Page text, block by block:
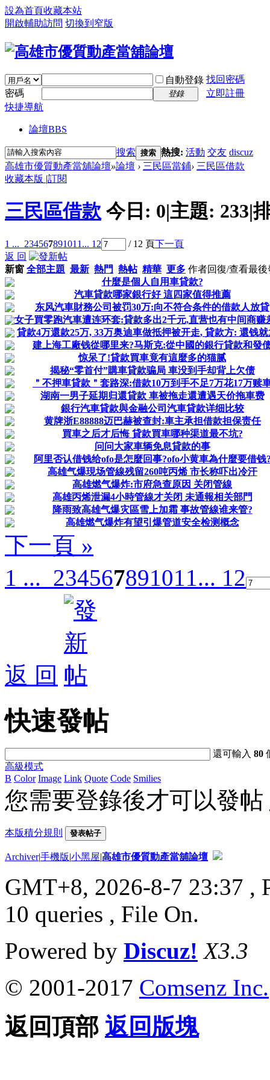
設為首頁收藏本站
開啟輔助訪問 切換到窄版
自動登錄 找回密碼
密碼
登錄
立即註冊
快捷導航
論壇BBS
搜索 搜索 熱搜: 活動 交友 discuz
高雄市優質動產當舖論壇»論壇 › 三民區當鋪› 三民區借款
收藏本版 |訂閱
三民區借款 今日: 0|主題: 233|
1 ... 234567891011 ... 12 / 12 頁下一頁
返 回
新窗 全部主題 最新 熱門 熱帖 精華 更多 作者回復/查看最後
什麼是個人自用車貸款?
汽車貸款哪家銀行好 這四家值得推薦
东风汽車財務公司被罚30万:向不符合条件的借款人放貸
女子買零跑汽車遭连环套:貸款多出2千元,直营也有中间商赚
貸款4万還款25万, 33万奥迪車做抵押被开走, 貸款方: 還钱
建上海工廠钱從哪里来?马斯克:從中國的銀行貸款和發
惊呆了!貸款買車竟有這麼多的猫腻
揭秘“零首付”購車貸款骗局 車没到手却背上欠债
＂不押車貸款＂套路深:借款10万到手不足7万花17万赎
湖南一男子延期归還貸款 車被拖走還遭遇天价拖車费
銀行汽車貸款與金融公司汽車貸款详细比较
黄牌浙E88888迈巴赫被查封:車主承担借款担保责任
買車之后才后悔 貸款買車哪种渠道最不坑?
问问大家車辆免息貸款的事
阿里否认借钱给ofo是怎麼回事?ofo小黄車為什麼要借钱
高雄气爆現场管線残留260吨丙烯 市长称吓出冷汗
高雄燃气爆炸:市府急查原因 关闭管線
高雄丙烯泄漏4小時管線才关闭 未通報相关部門
降雨致高雄气爆灾區雪上加霜 事故管線谁来管?
高雄燃气爆炸有望引爆管道安全检测概念
下一頁 »
1 ... 234567891011... 12
返 回
快速發帖
還可輸入80
高級模式
B Color Image Link Quote Code Smilies
您需要登錄後才可以發帖
本版積分規則 發表帖子
Archiver|手機版|小黑屋|高雄市優質動產當舖論壇
GMT+8, 2026-8-7 23:37 ,
10 queries , File On.
Powered by Discuz! X3.3
© 2001-2017 Comsenz Inc.
返回頂部 返回版塊